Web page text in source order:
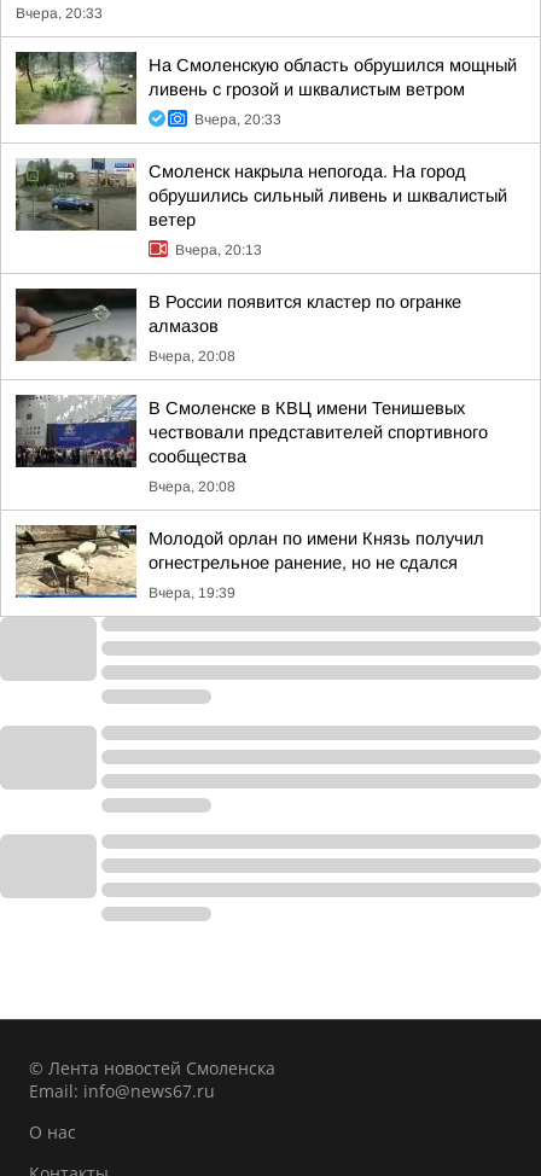
Вчера, 20:33
На Смоленскую область обрушился мощный
ливень с грозой и шквалистым ветром
Вчера, 20:33
Смоленск накрыла непогода. На город
обрушились сильный ливень и шквалистый
ветер
Вчера, 20:13
В России появится кластер по огранке
алмазов
Вчера, 20:08
В Смоленске в КВЦ имени Тенишевых
чествовали представителей спортивного
сообщества
Вчера, 20:08
Молодой орлан по имени Князь получил
огнестрельное ранение, но не сдался
Вчера, 19:39
© Лента новостей Смоленска
Email: info@news67.ru
О нас